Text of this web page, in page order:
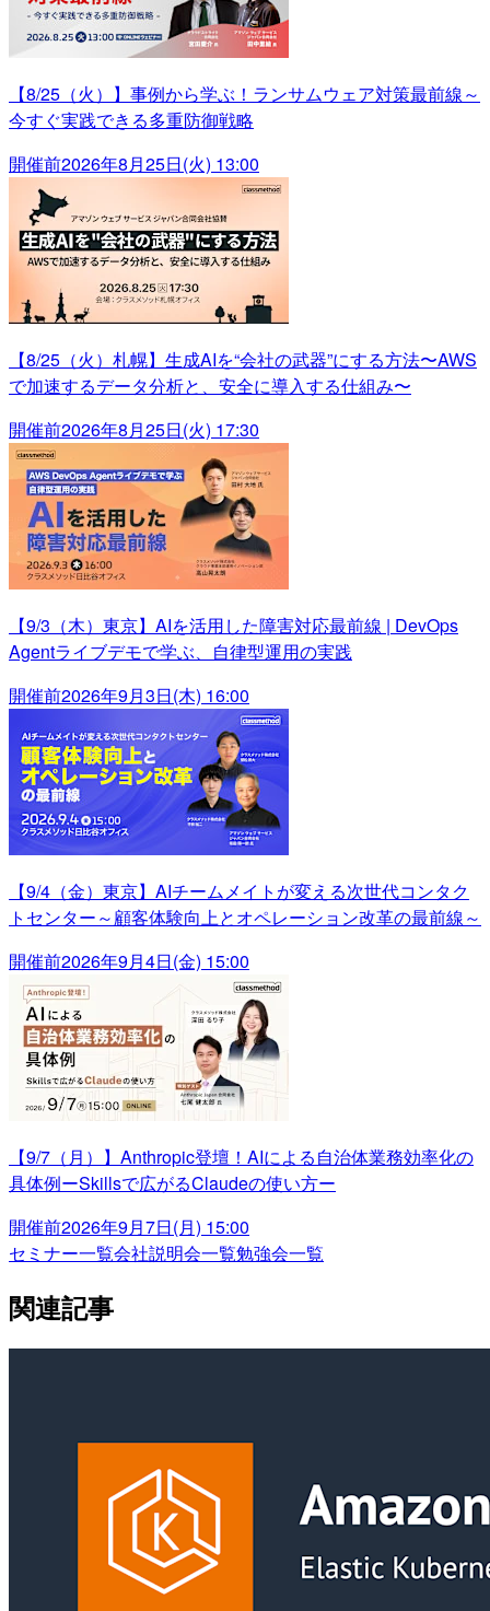
【8/25（火）】事例から学ぶ！ランサムウェア対策最前線～
今すぐ実践できる多重防御戦略
開催前2026年8月25日(火) 13:00
【8/25（火）札幌】生成AIを“会社の武器”にする方法〜AWS
で加速するデータ分析と、安全に導入する仕組み〜
開催前2026年8月25日(火) 17:30
【9/3（木）東京】AIを活用した障害対応最前線 | DevOps
Agentライブデモで学ぶ、自律型運用の実践
開催前2026年9月3日(木) 16:00
【9/4（金）東京】AIチームメイトが変える次世代コンタク
トセンター～顧客体験向上とオペレーション改革の最前線～
開催前2026年9月4日(金) 15:00
【9/7（月）】Anthropic登壇！AIによる自治体業務効率化の
具体例ーSkillsで広がるClaudeの使い方ー
開催前2026年9月7日(月) 15:00
セミナー一覧会社説明会一覧勉強会一覧
関連記事